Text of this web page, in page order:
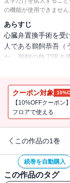
の機能が使用できません
あらすじ
心臓弁置換手術を受
人である鵜飼恭吾（
た。鵜飼の執刀医を
＝テルだったが、
いこの弱点を、テ
莞爾
クーポン対象
【10%OFFクーポ
フロアで使える
この作品の1巻
続巻を自動購入
この作品のタグ